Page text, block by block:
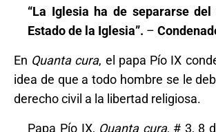
“La Iglesia ha de separarse del
Estado de la Iglesia”. –
En Quanta cura, el papa Pío IX
idea de que a todo hombre se le
derecho civil a la libertad religiosa.
Papa Pío IX, Quanta cura, # 3, 8